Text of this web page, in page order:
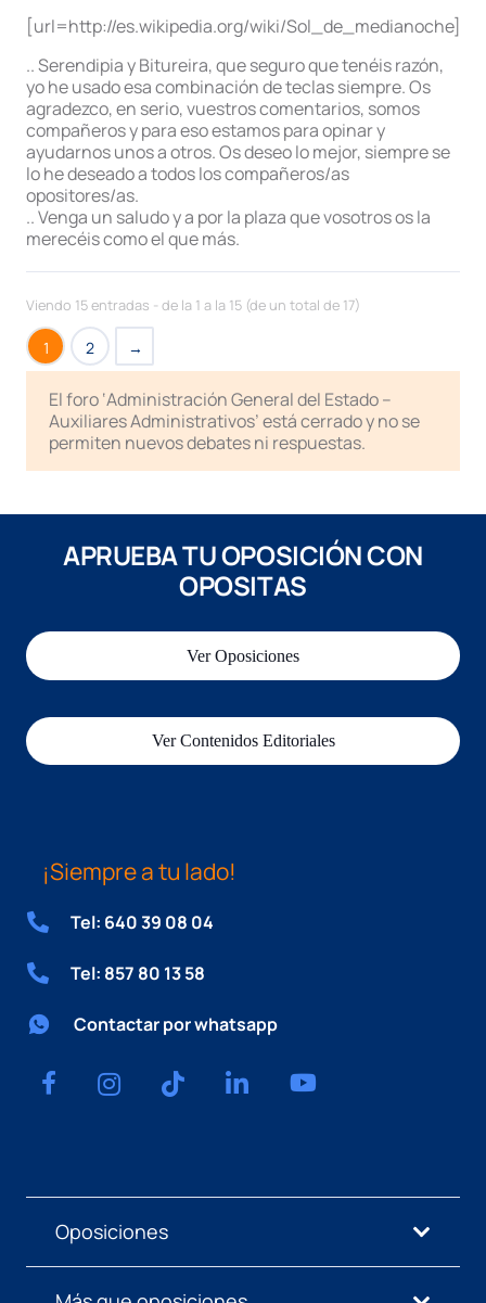
[url=http://es.wikipedia.org/wiki/
.. Serendipia y Bitureira, que seguro que tenéis razón,
yo he usado esa combinación de teclas siempre. Os
agradezco, en serio, vuestros comentarios, somos
compañeros y para eso estamos para opinar y
ayudarnos unos a otros. Os deseo lo mejor, siempre se
lo he deseado a todos los compañeros/as
opositores/as.
.. Venga un saludo y a por la plaza que vosotros os la
merecéis como el que más.
Viendo 15 entradas - de la 1 a la 15 (de un total de 17)
1 2 →
El foro ‘Administración General del Estado –
Auxiliares Administrativos’ está cerrado y no se
permiten nuevos debates ni respuestas.
APRUEBA TU OPOSICIÓN CON
OPOSITAS
Ver Oposiciones
Ver Contenidos Editoriales
¡Siempre a tu lado!
Tel: 640 39 08 04
Tel: 857 80 13 58
Contactar por whatsapp
Oposiciones